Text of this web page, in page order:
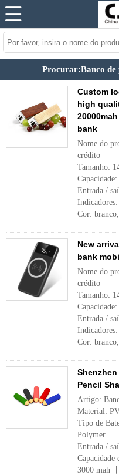
Procurar:Banco de
Custom
high
bank
Nome do
crédito
Tamanho:
Entrada /
Cor:
New
bank
Nome do
crédito
Tamanho:
Entrada /
Cor:
Pencil
Artigo:
Material:
Tipo de
Polymer
Entrada /
Capacidade
3000 mah 丨